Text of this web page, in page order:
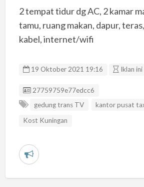
2 tempat tidur dg AC, 2 kamar
tamu, ruang makan, dapur,
kabel, internet/wifi
19 Oktober 2021 19:16 Iklan
Listing ID
27759759e77edcc6
gedung trans TV
kantor pusat
Kost Kuningan
L